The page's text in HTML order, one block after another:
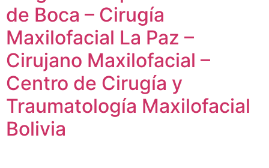
de Boca – Cirugía
Maxilofacial La Paz –
Cirujano Maxilofacial –
Centro de Cirugía y
Traumatología Maxilofacial
Bolivia